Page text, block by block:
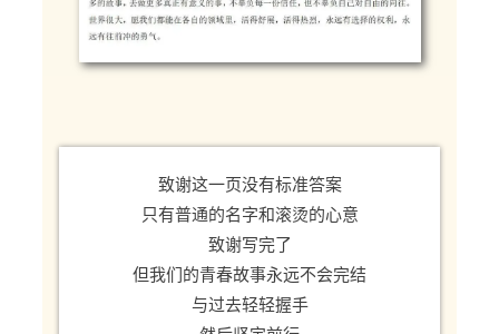
致谢这一页没有标准答案
只有普通的名字和滚烫的心意
致谢写完了
但我们的青春故事永远不会完结
与过去轻轻握手